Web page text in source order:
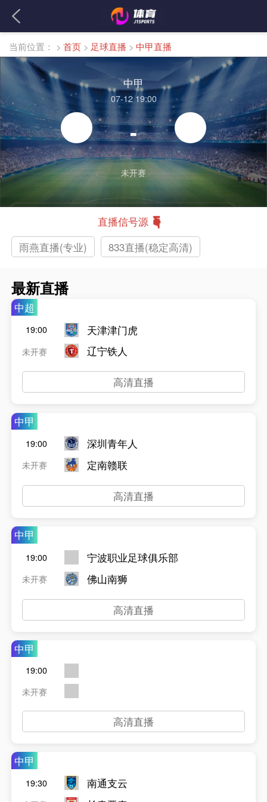
当前位置： > 首页 > 足球直播 > 中甲直播
中甲
07-12 19:00
-
未开赛
直播信号源
雨燕直播(专业)
833直播(稳定高清)
最新直播
中超
19:00
未开赛
天津津门虎
辽宁铁人
高清直播
中甲
19:00
未开赛
深圳青年人
定南赣联
高清直播
中甲
19:00
未开赛
宁波职业足球俱乐部
佛山南狮
高清直播
中甲
19:00
未开赛
高清直播
中甲
19:30
南通支云